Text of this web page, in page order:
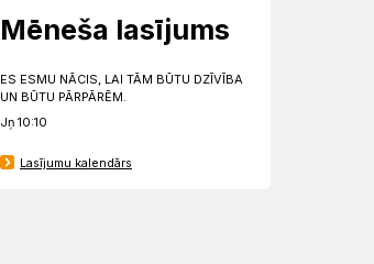
Mēneša lasījums
ES ESMU NĀCIS, LAI TĀM BŪTU DZĪVĪBA
UN BŪTU PĀRPĀRĒM.
Jņ 10:10
Lasījumu kalendārs